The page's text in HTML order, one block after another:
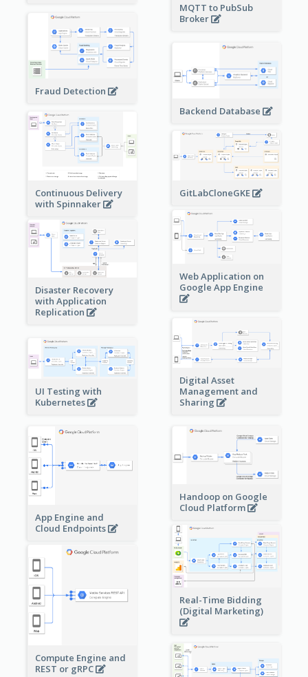
MQTT to PubSub
Broker
Fraud Detection
Backend Database
Continuous Delivery
with Spinnaker
GitLabCloneGKE
Web Application on
Google App Engine
Disaster Recovery
with Application
Replication
Digital Asset
Management and
Sharing
UI Testing with
Kubernetes
App Engine and
Cloud Endpoints
Handoop on Google
Cloud Platform
Real-Time Bidding
(Digital Marketing)
Compute Engine and
REST or gRPC